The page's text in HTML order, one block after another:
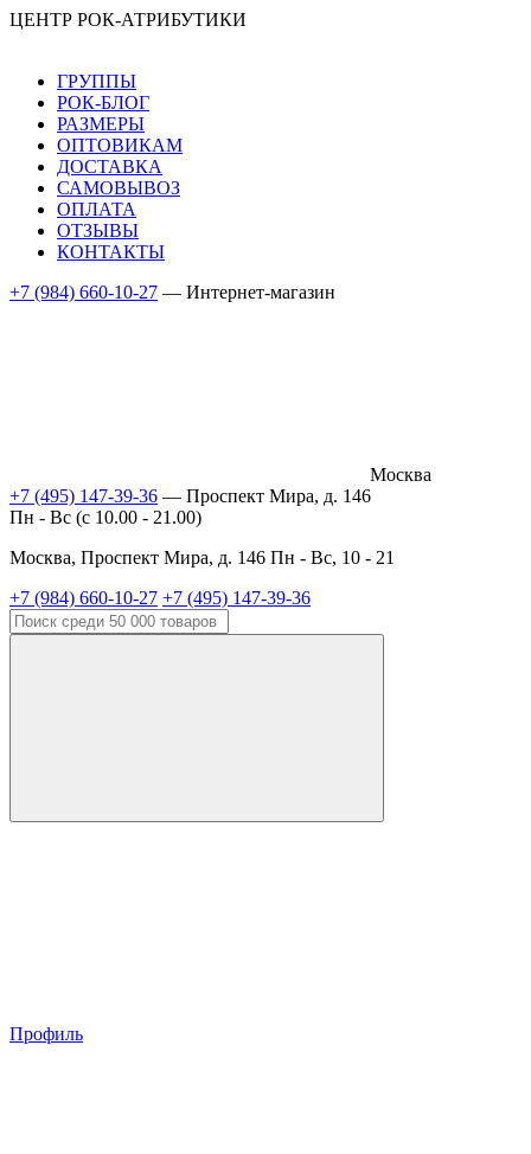
ЦЕНТР РОК-АТРИБУТИКИ
ГРУППЫ
РОК-БЛОГ
РАЗМЕРЫ
ОПТОВИКАМ
ДОСТАВКА
САМОВЫВОЗ
ОПЛАТА
ОТЗЫВЫ
КОНТАКТЫ
+7 (984) 660-10-27 — Интернет-магазин
Москва
+7 (495) 147-39-36 — Проспект Мира, д. 146
Пн - Вс (c 10.00 - 21.00)
Москва, Проспект Мира, д. 146 Пн - Вс, 10 - 21
+7 (984) 660-10-27 +7 (495) 147-39-36
Профиль